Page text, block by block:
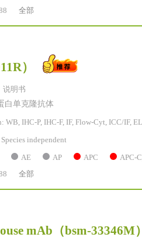
全部
）
说明书
白单克隆抗体
WB, IHC-P, IHC-F, IF, Flow-Cyt, ICC/IF,
Species independent
AE AP APC APC-
全部
mAb （bsm-33346M